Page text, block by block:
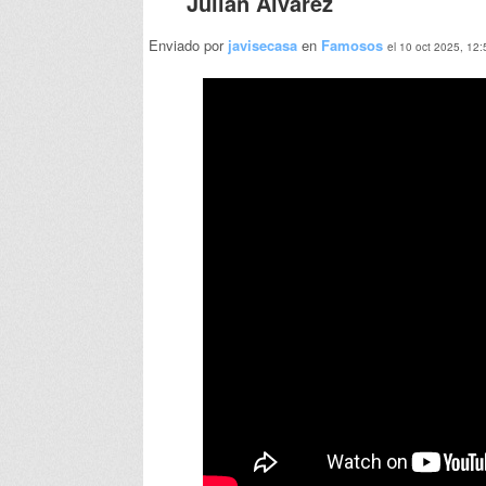
Enviado por javisecasa en Famosos el 10 oct 2025,